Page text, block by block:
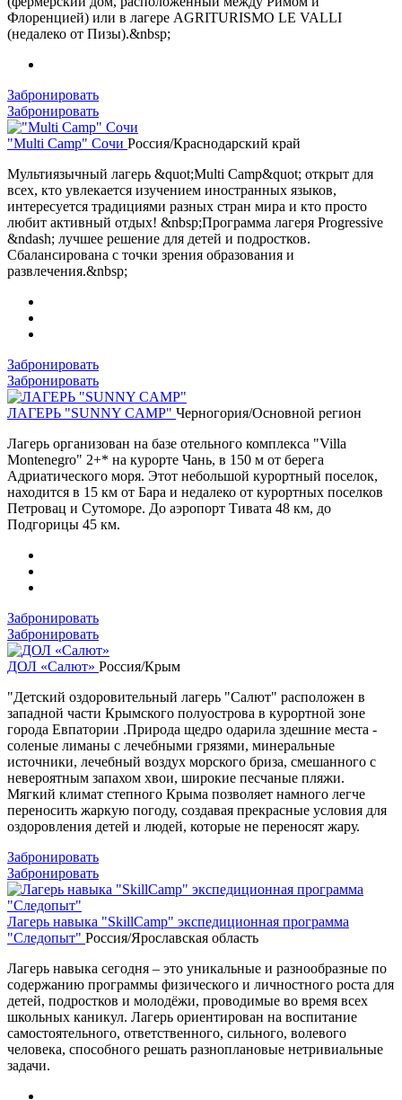
Флоренцией) или в лагере AGRITURISMO LE VALLI
(недалеко от Пизы).&nbsp;
Забронировать
Забронировать
"Multi Camp" Сочи Россия/Краснодарский край
Мультиязычный лагерь &quot;Multi Camp&quot; открыт для
всех, кто увлекается изучением иностранных языков,
интересуется традициями разных стран мира и кто просто
любит активный отдых! &nbsp;Программа лагеря Progressive
&ndash; лучшее решение для детей и подростков.
Сбалансирована с точки зрения образования и
развлечения.&nbsp;
Забронировать
Забронировать
ЛАГЕРЬ "SUNNY CAMP" Черногория/Основной регион
Лагерь организован на базе отельного комплекса "Villa
Montenegro" 2+* на курорте Чань, в 150 м от берега
Адриатического моря. Этот небольшой курортный поселок,
находится в 15 км от Бара и недалеко от курортных поселков
Петровац и Сутоморе. До аэропорт Тивата 48 км, до
Подгорицы 45 км.
Забронировать
Забронировать
ДОЛ «Салют» Россия/Крым
"Детский оздоровительный лагерь "Салют" расположен в
западной части Крымского полуострова в курортной зоне
города Евпатории .Природа щедро одарила здешние места -
соленые лиманы с лечебными грязями, минеральные
источники, лечебный воздух морского бриза, смешанного с
невероятным запахом хвои, широкие песчаные пляжи.
Мягкий климат степного Крыма позволяет намного легче
переносить жаркую погоду, создавая прекрасные условия для
оздоровления детей и людей, которые не переносят жару.
Забронировать
Забронировать
Лагерь навыка "SkillCamp" экспедиционная программа
"Следопыт" Россия/Ярославская область
Лагерь навыка сегодня – это уникальные и разнообразные по
содержанию программы физического и личностного роста для
детей, подростков и молодёжи, проводимые во время всех
школьных каникул. Лагерь ориентирован на воспитание
самостоятельного, ответственного, сильного, волевого
человека, способного решать разноплановые нетривиальные
задачи.